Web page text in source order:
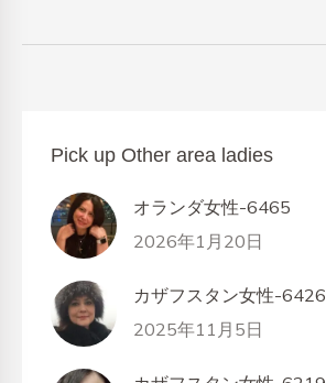
Pick up Other area ladies
オランダ女性-6465
2026年1月20日
カザフスタン女性-6426
2025年11月5日